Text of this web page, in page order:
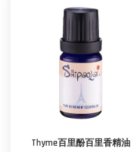
Thyme百里酚百里香精油